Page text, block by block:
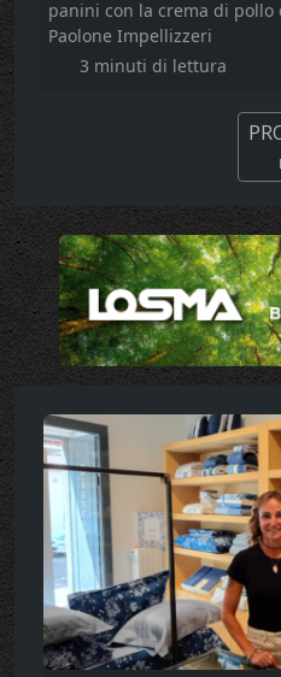
panini con la crema di pollo
Paolone Impellizzeri
3 minuti di lettura